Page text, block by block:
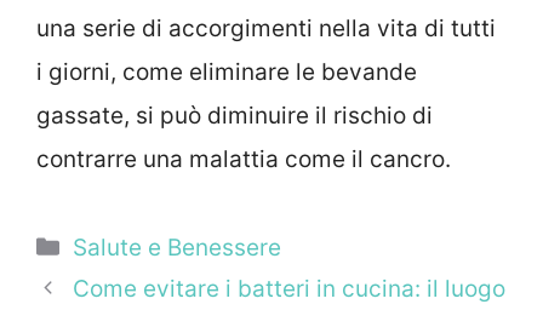
una serie di accorgimenti nella vita di tutti
i giorni, come eliminare le bevande
gassate, si può diminuire il rischio di
contrarre una malattia come il cancro.
Categorie
Salute e Benessere
Come evitare i batteri in cucina: il luogo